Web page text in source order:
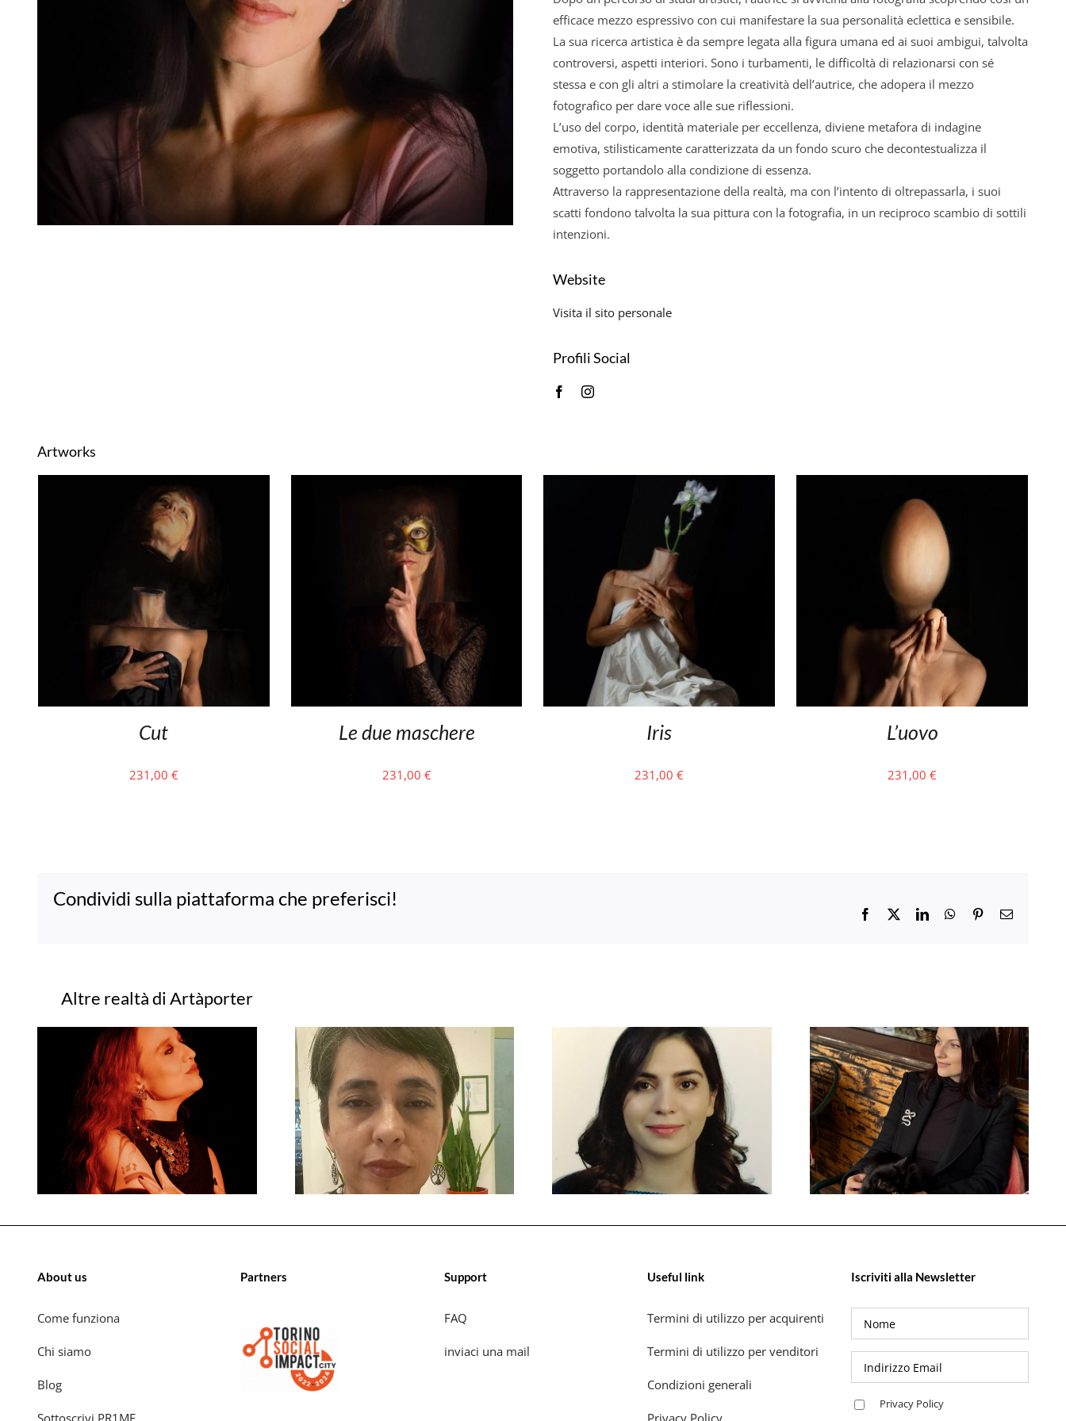
efficace mezzo espressivo con cui manifestare la sua personalità eclettica e sensibile.
La sua ricerca artistica è da sempre legata alla figura umana ed ai suoi ambigui, talvolta
controversi, aspetti interiori. Sono i turbamenti, le difficoltà di relazionarsi con sé
stessa e con gli altri a stimolare la creatività dell’autrice, che adopera il mezzo
fotografico per dare voce alle sue riflessioni.
L’uso del corpo, identità materiale per eccellenza, diviene metafora di indagine
emotiva, stilisticamente caratterizzata da un fondo scuro che decontestualizza il
soggetto portandolo alla condizione di essenza.
Attraverso la rappresentazione della realtà, ma con l’intento di oltrepassarla, i suoi
scatti fondono talvolta la sua pittura con la fotografia, in un reciproco scambio di sottili
intenzioni.
Website
Visita il sito personale
Profili Social
Artworks
Cut
231,00 €
Le due maschere
231,00 €
Iris
231,00€
L’uovo
231,00€
Condividi sulla piattaforma che preferisci!
Facebook
X LinkedInWhatsApp
PinterestEmail
Progetti correlati
About us
Come funziona
Chi siamo
Blog
Partners Support
FAQ
inviaci una mail
Useful link
Termini di utilizzo per acquirenti
Termini di utilizzo per venditori
Condizioni generali
Iscriviti alla Newsletter
Privacy Policy